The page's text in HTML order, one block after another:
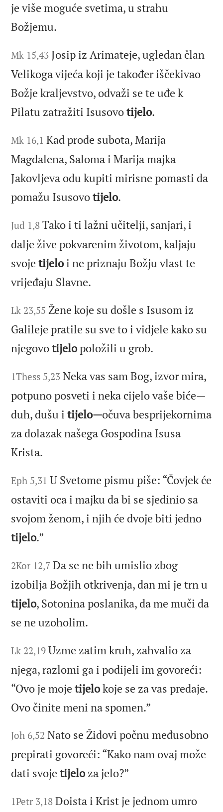
je više moguće svetima, u strahu
Božjemu.
Mk 15,43 Josip iz Arimateje, ugledan član
Velikoga vijeća koji je također iščekivao
Božje kraljevstvo, odvaži se te uđe k
Pilatu zatražiti Isusovotijelo.
Mk 16,1 Kad prođe subota, Marija
Magdalena, Saloma i Marija majka
Jakovljeva odu kupiti mirisne pomasti da
pomažu Isusovotijelo.
Jud 1,8 Tako i ti lažni učitelji, sanjari, i
dalje žive pokvarenim životom, kaljaju
svojetijeloi ne priznaju Božju vlast te
vrijeđaju Slavne.
Lk 23,55 Žene koje su došle s Isusom iz
Galileje pratile su sve to i vidjele kako su
njegovotijelopoložili u grob.
1Thess 5,23 Neka vas sam Bog, izvor mira,
potpuno posveti i neka cijelo vaše biće—
duh, dušu itijelo—očuva besprijekornima
za dolazak našega Gospodina Isusa
Krista.
Eph 5,31 U Svetome pismu piše: “Čovjek će
ostaviti oca i majku da bi se sjedinio sa
svojom ženom, i njih će dvoje biti jedno
tijelo.”
2Kor 12,7 Da se ne bih umislio zbog
izobilja Božjih otkrivenja, dan mi je trn u
tijelo, Sotonina poslanika, da me muči da
se ne uzoholim.
Lk 22,19 Uzme zatim kruh, zahvalio za
njega, razlomi ga i podijeli im govoreći:
“Ovo je mojetijelokoje se za vas predaje.
Ovo činite meni na spomen.”
Joh 6,52 Nato se Židovi počnu međusobno
prepirati govoreći: “Kako nam ovaj može
dati svojetijeloza jelo?”
1Petr 3,18 Doista i Krist je jednom umro